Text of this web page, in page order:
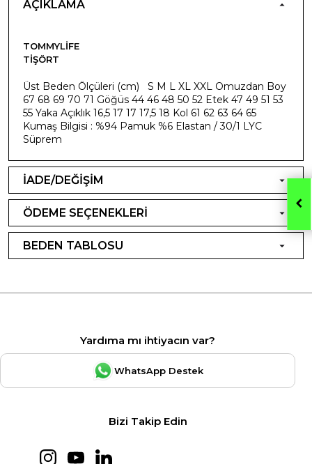
AÇIKLAMA
TOMMYLIFE
TIŞÖRT
Üst Beden Ölçüleri (cm) S M L XL XXL Omuzdan Boy
67 68 69 70 71 Göğüs 44 46 48 50 52 Etek 47 49 51 53
55 Yaka Açıklık 16,5 17 17 17,5 18 Kol 61 62 63 64 65
Kumaş Bilgisi : %94 Pamuk %6 Elastan / 30/1 LYC
Süprem
İADE/DEĞİŞİM
ÖDEME SEÇENEKLERİ
BEDEN TABLOSU
Yardıma mı ihtiyacın var?
WhatsApp Destek
Bizi Takip Edin